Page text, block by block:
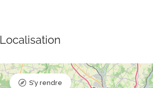
Localisation
S'y rendre